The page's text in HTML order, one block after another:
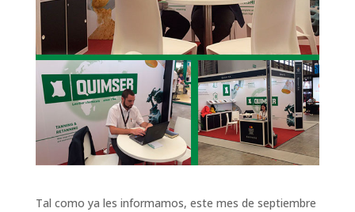
Tal como ya les informamos, este mes de septiembre